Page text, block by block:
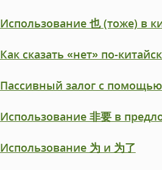
Использование 也 (тоже) в
Как сказать «нет» по-
Пассивный залог с
Использование 非要 в
Использование 为 и 为了